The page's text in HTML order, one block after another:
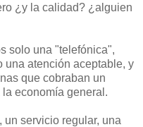
¿y la calidad? ¿alguien
solo una "telefónica",
una atención aceptable, y
que cobraban un
economía general.
un servicio regular, una